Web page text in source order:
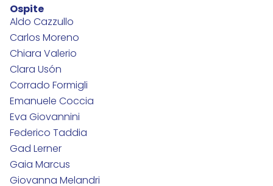
Ospite
Aldo Cazzullo
Carlos Moreno
Chiara Valerio
Clara Usón
Corrado Formigli
Emanuele Coccia
Eva Giovannini
Federico Taddia
Gad Lerner
Gaia Marcus
Giovanna Melandri